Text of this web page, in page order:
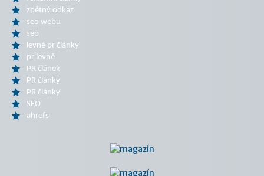
zpětný odkaz
seo webu
seo
levné pr články
pr levně
PR článek
PR články
PR články
SEO
ahrefs